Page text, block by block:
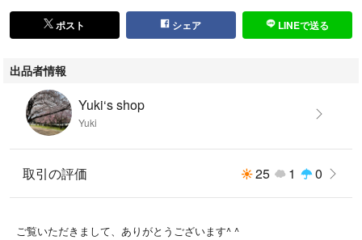
ポスト シェア LINEで送る
出品者情報
Yuki‘s shop
Yuki
取引の評価 25 1 0
ご覧いただきまして、ありがとうございます^ ^